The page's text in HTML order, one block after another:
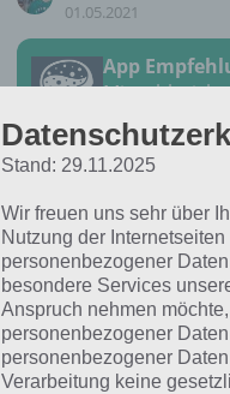
01.05.2021
App
Mit
JETZT
Die Lösung für das
Bilder 1 Wort. Wenn
PFERDE
Du suchst eine andere
Stand: 29.11.2025
Wir freuen uns sehr über
Nutzung der
personenbezogener
besondere Services
Anspruch nehmen
personenbezogener
personenbezogener
Verarbeitung keine